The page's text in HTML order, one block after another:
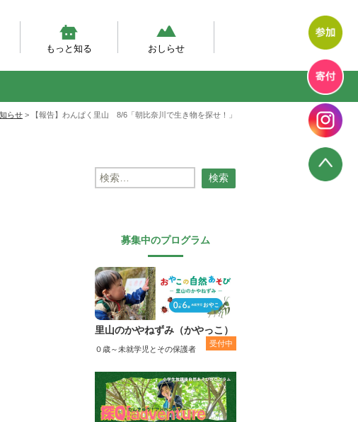
もっと知る
おしらせ
らせ > 【報告】わんぱく里山 8/6「朝比奈川で生き物を探せ！」
検
索:
募集中のプログラム
里山のかやねずみ（かやっこ）
受付中
０歳～未就学児とその保護者